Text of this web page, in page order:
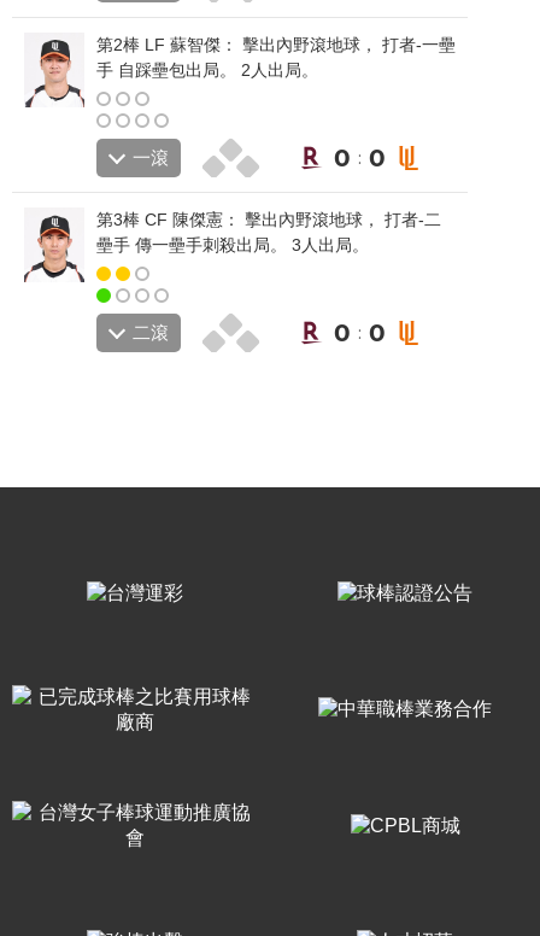
第2棒 LF 蘇智傑 ： 擊出內野滾地球， 打者-一壘
手 自踩壘包出局。 2人出局。
一滾 0 : 0
第3棒 CF 陳傑憲 ： 擊出內野滾地球， 打者-二
壘手 傳一壘手刺殺出局。 3人出局。
二滾 0 : 0